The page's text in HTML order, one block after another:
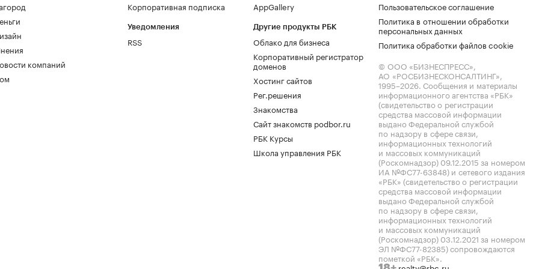
компаний
Корпоративная подписка
Уведомления
RSS
AppGallery
Другие продукты РБК
Облако для бизнеса
Корпоративный регистратор
доменов
Хостинг сайтов
Рег.решения
Знакомства
Сайт знакомств podbor.ru
РБК Курсы
Школа управления РБК
Пользовательское соглашение
Политика в отношении обработки
персональных данных
Политика обработки файлов cookie
© ООО «БИЗНЕСПРЕСС»,
АО «РОСБИЗНЕСКОНСАЛТИНГ»,
1995–2026. Сообщения и материалы
информационного агентства «РБК»
(свидетельство о регистрации
средства массовой информации
выдано Федеральной службой
по надзору в сфере связи,
информационных технологий
и массовых коммуникаций
(Роскомнадзор) 09.12.2015 за номером
ИА №ФС77-63848) и сетевого издания
«РБК» (свидетельство о регистрации
средства массовой информации
выдано Федеральной службой
по надзору в сфере связи,
информационных технологий
и массовых коммуникаций
(Роскомнадзор) 03.12.2021 за номером
ЭЛ №ФС77-82385) сопровождаются
пометкой «РБК».